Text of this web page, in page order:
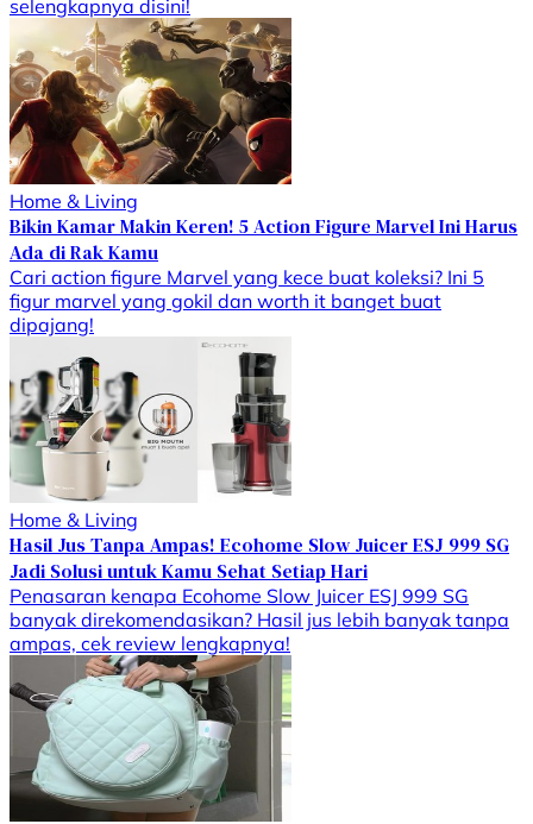
selengkapnya disini!
Home & Living
Bikin Kamar Makin Keren! 5 Action Figure Marvel Ini Harus
Ada di Rak Kamu
Cari action figure Marvel yang kece buat koleksi? Ini 5
figur marvel yang gokil dan worth it banget buat
dipajang!
Home & Living
Hasil Jus Tanpa Ampas! Ecohome Slow Juicer ESJ 999 SG
Jadi Solusi untuk Kamu Sehat Setiap Hari
Penasaran kenapa Ecohome Slow Juicer ESJ 999 SG
banyak direkomendasikan? Hasil jus lebih banyak tanpa
ampas, cek review lengkapnya!